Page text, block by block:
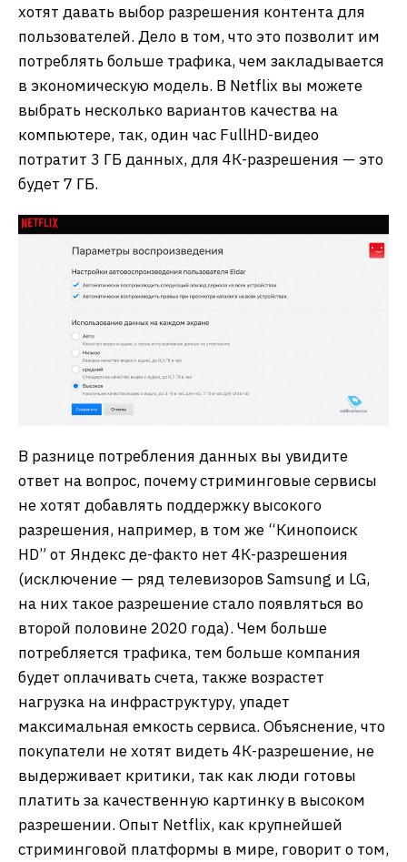
хотят давать выбор разрешения контента для
пользователей. Дело в том, что это позволит им
потреблять больше трафика, чем закладывается
в экономическую модель. В Netflix вы можете
выбрать несколько вариантов качества на
компьютере, так, один час FullHD-видео
потратит 3 ГБ данных, для 4К-разрешения — это
будет 7 ГБ.
В разнице потребления данных вы увидите
ответ на вопрос, почему стриминговые сервисы
не хотят добавлять поддержку высокого
разрешения, например, в том же “Кинопоиск
HD” от Яндекс де-факто нет 4К-разрешения
(исключение — ряд телевизоров Samsung и LG,
на них такое разрешение стало появляться во
второй половине 2020 года). Чем больше
потребляется трафика, тем больше компания
будет оплачивать счета, также возрастет
нагрузка на инфраструктуру, упадет
максимальная емкость сервиса. Объяснение, что
покупатели не хотят видеть 4К-разрешение, не
выдерживает критики, так как люди готовы
платить за качественную картинку в высоком
разрешении. Опыт Netflix, как крупнейшей
стриминговой платформы в мире, говорит о том,